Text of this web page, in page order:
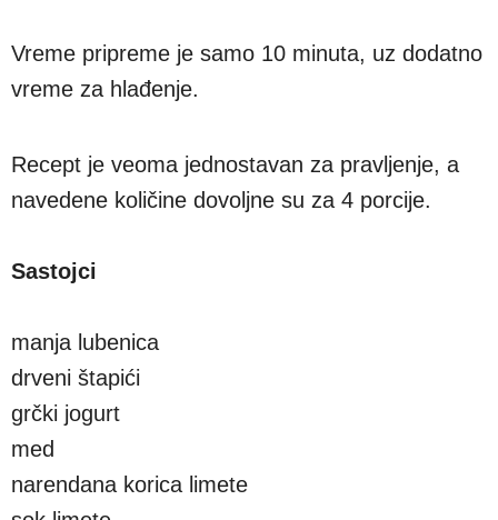
Vreme pripreme je samo 10 minuta, uz dodatno
vreme za hlađenje.
Recept je veoma jednostavan za pravljenje, a
navedene količine dovoljne su za 4 porcije.
Sastojci
manja lubenica
drveni štapići
grčki jogurt
med
narendana korica limete